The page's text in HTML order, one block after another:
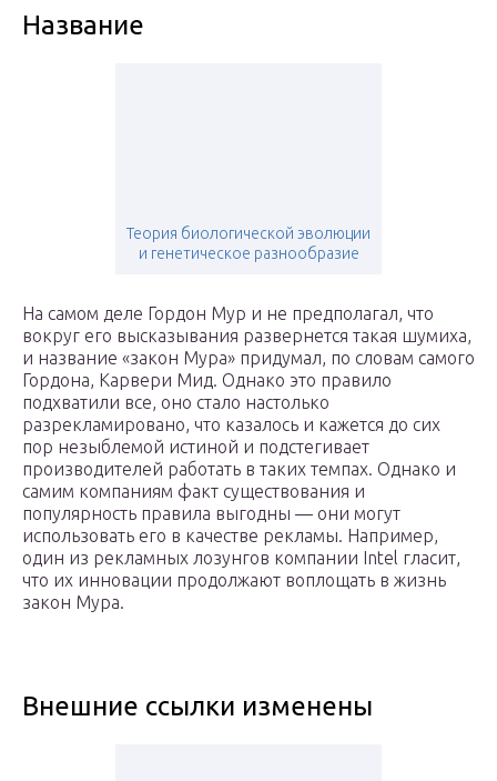
Название
Теория биологической эволюции
и генетическое разнообразие
На самом деле Гордон Мур и не предполагал, что
вокруг его высказывания развернется такая шумиха,
и название «закон Мура» придумал, по словам самого
Гордона, Карвери Мид. Однако это правило
подхватили все, оно стало настолько
разрекламировано, что казалось и кажется до сих
пор незыблемой истиной и подстегивает
производителей работать в таких темпах. Однако и
самим компаниям факт существования и
популярность правила выгодны — они могут
использовать его в качестве рекламы. Например,
один из рекламных лозунгов компании Intel гласит,
что их инновации продолжают воплощать в жизнь
закон Мура.
Внешние ссылки изменены